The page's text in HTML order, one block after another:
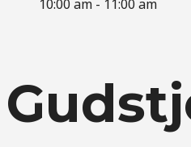
10:00 am - 11:00 am